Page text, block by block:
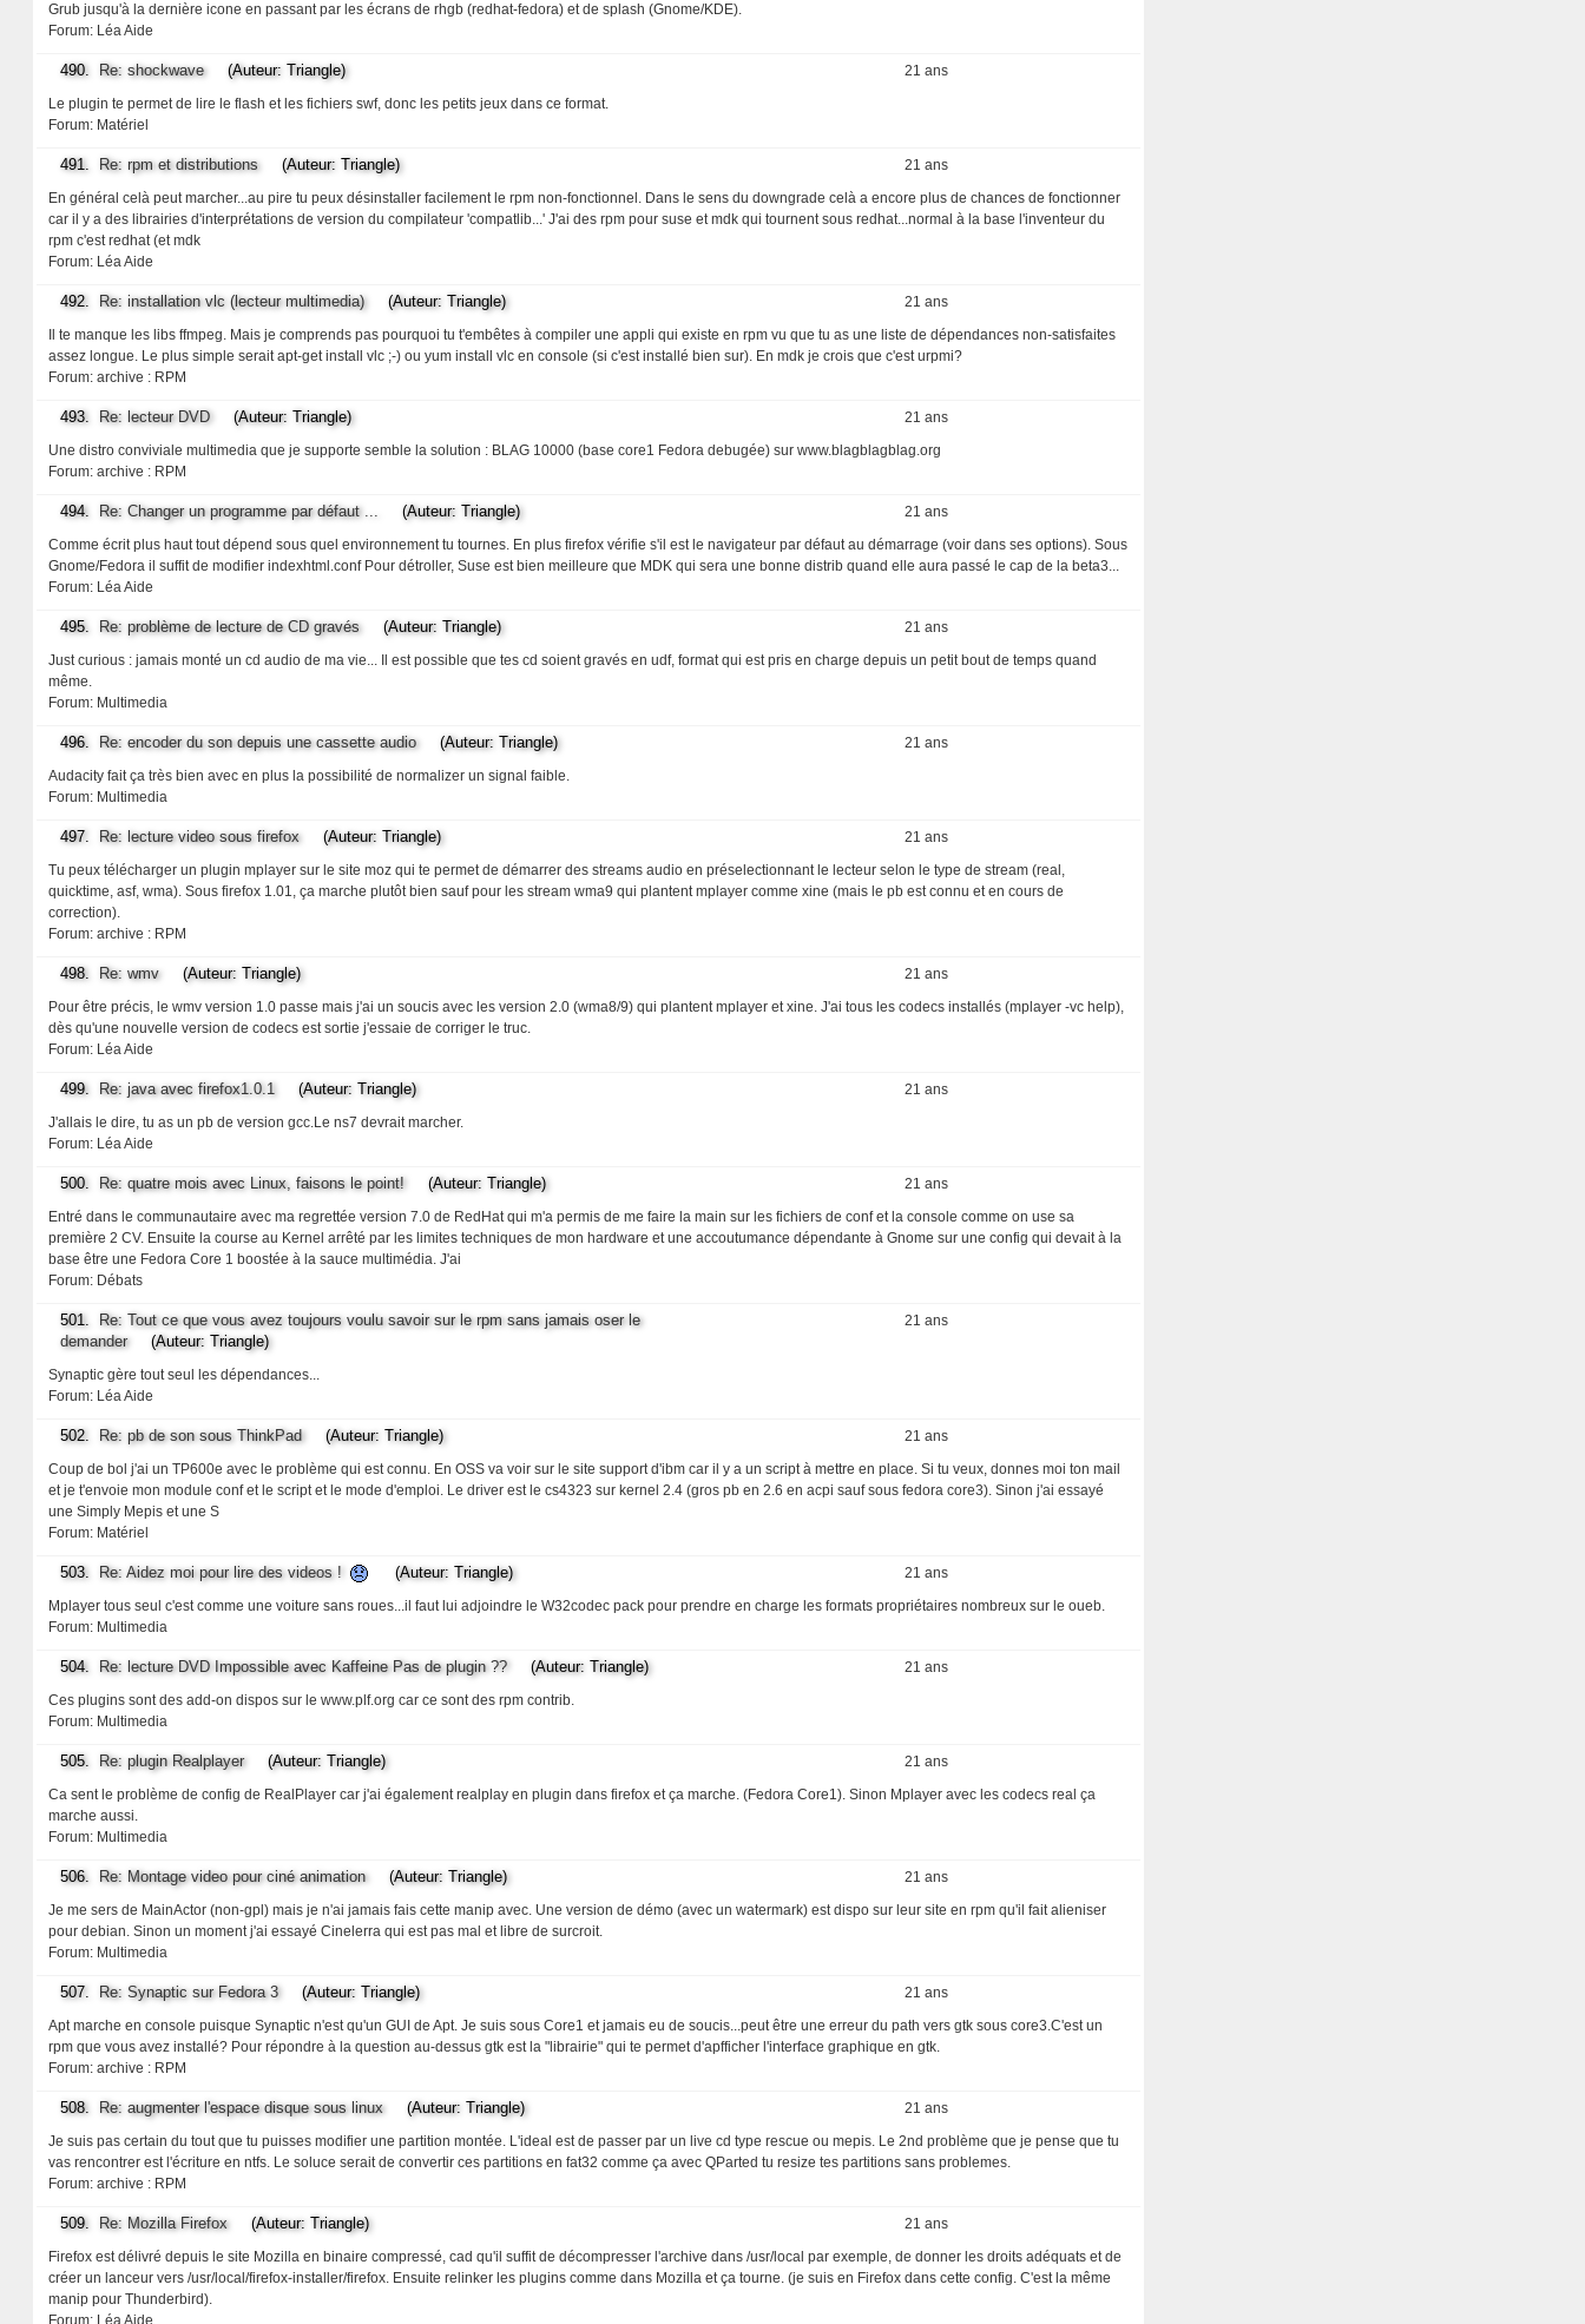
Grub jusqu'à la dernière icone en passant par les écrans de rhgb (redhat-fedora) et de splash (Gnome/KDE).
Forum: Léa Aide
21 ans
490. Re: shockwave(Auteur: Triangle)
Le plugin te permet de lire le flash et les fichiers swf, donc les petits jeux dans ce format.
Forum: Matériel
21 ans
491. Re: rpm et distributions(Auteur: Triangle)
En général celà peut marcher...au pire tu peux désinstaller facilement le rpm non-fonctionnel. Dans le sens du downgrade celà a encore plus de chances de fonctionner
car il y a des librairies d'interprétations de version du compilateur 'compatlib...' J'ai des rpm pour suse et mdk qui tournent sous redhat...normal à la base l'inventeur du
rpm c'est redhat (et mdk
Forum: Léa Aide
21 ans
492. Re: installation vlc (lecteur multimedia)(Auteur: Triangle)
Il te manque les libs ffmpeg. Mais je comprends pas pourquoi tu t'embêtes à compiler une appli qui existe en rpm vu que tu as une liste de dépendances non-satisfaites
assez longue. Le plus simple serait apt-get install vlc ;-) ou yum install vlc en console (si c'est installé bien sur). En mdk je crois que c'est urpmi?
Forum: archive : RPM
21 ans
493. Re: lecteur DVD(Auteur: Triangle)
Une distro conviviale multimedia que je supporte semble la solution : BLAG 10000 (base core1 Fedora debugée) sur www.blagblagblag.org
Forum: archive : RPM
21 ans
494. Re: Changer un programme par défaut ... (Auteur: Triangle)
Comme écrit plus haut tout dépend sous quel environnement tu tournes. En plus firefox vérifie s'il est le navigateur par défaut au démarrage (voir dans ses options). Sous
Gnome/Fedora il suffit de modifier indexhtml.conf Pour détroller, Suse est bien meilleure que MDK qui sera une bonne distrib quand elle aura passé le cap de la beta3...
Forum: Léa Aide
21 ans
495. Re: problème de lecture de CD gravés(Auteur: Triangle)
Just curious : jamais monté un cd audio de ma vie... Il est possible que tes cd soient gravés en udf, format qui est pris en charge depuis un petit bout de temps quand
même.
Forum: Multimedia
21 ans
496. Re: encoder du son depuis une cassette audio(Auteur: Triangle)
Audacity fait ça très bien avec en plus la possibilité de normalizer un signal faible.
Forum: Multimedia
21 ans
497. Re: lecture video sous firefox(Auteur: Triangle)
Tu peux télécharger un plugin mplayer sur le site moz qui te permet de démarrer des streams audio en préselectionnant le lecteur selon le type de stream (real,
quicktime, asf, wma). Sous firefox 1.01, ça marche plutôt bien sauf pour les stream wma9 qui plantent mplayer comme xine (mais le pb est connu et en cours de
correction).
Forum: archive : RPM
21 ans
498. Re: wmv(Auteur: Triangle)
Pour être précis, le wmv version 1.0 passe mais j'ai un soucis avec les version 2.0 (wma8/9) qui plantent mplayer et xine. J'ai tous les codecs installés (mplayer -vc help),
dès qu'une nouvelle version de codecs est sortie j'essaie de corriger le truc.
Forum: Léa Aide
21 ans
499. Re: java avec firefox1.0.1(Auteur: Triangle)
J'allais le dire, tu as un pb de version gcc.Le ns7 devrait marcher.
Forum: Léa Aide
21 ans
500. Re: quatre mois avec Linux, faisons le point! (Auteur: Triangle)
Entré dans le communautaire avec ma regrettée version 7.0 de RedHat qui m'a permis de me faire la main sur les fichiers de conf et la console comme on use sa
première 2 CV. Ensuite la course au Kernel arrêté par les limites techniques de mon hardware et une accoutumance dépendante à Gnome sur une config qui devait à la
base être une Fedora Core 1 boostée à la sauce multimédia. J'ai
Forum: Débats
21 ans
501.
Re: Tout ce que vous avez toujours voulu savoir sur le rpm sans jamais oser le
demander(Auteur: Triangle)
Synaptic gère tout seul les dépendances...
Forum: Léa Aide
21 ans
502. Re: pb de son sous ThinkPad(Auteur: Triangle)
Coup de bol j'ai un TP600e avec le problème qui est connu. En OSS va voir sur le site support d'ibm car il y a un script à mettre en place. Si tu veux, donnes moi ton mail
et je t'envoie mon module conf et le script et le mode d'emploi. Le driver est le cs4323 sur kernel 2.4 (gros pb en 2.6 en acpi sauf sous fedora core3). Sinon j'ai essayé
une Simply Mepis et une S
Forum: Matériel
21 ans
503. Re: Aidez moi pour lire des videos ! (Auteur: Triangle)
Mplayer tous seul c'est comme une voiture sans roues...il faut lui adjoindre le W32codec pack pour prendre en charge les formats propriétaires nombreux sur le oueb.
Forum: Multimedia
21 ans
504. Re: lecture DVD Impossible avec Kaffeine Pas de plugin ??(Auteur: Triangle)
Ces plugins sont des add-on dispos sur le www.plf.org car ce sont des rpm contrib.
Forum: Multimedia
21 ans
505. Re: plugin Realplayer(Auteur: Triangle)
Ca sent le problème de config de RealPlayer car j'ai également realplay en plugin dans firefox et ça marche. (Fedora Core1). Sinon Mplayer avec les codecs real ça
marche aussi.
Forum: Multimedia
21 ans
506. Re: Montage video pour ciné animation(Auteur: Triangle)
Je me sers de MainActor (non-gpl) mais je n'ai jamais fais cette manip avec. Une version de démo (avec un watermark) est dispo sur leur site en rpm qu'il fait alieniser
pour debian. Sinon un moment j'ai essayé Cinelerra qui est pas mal et libre de surcroit.
Forum: Multimedia
21 ans
507. Re: Synaptic sur Fedora 3(Auteur: Triangle)
Apt marche en console puisque Synaptic n'est qu'un GUI de Apt. Je suis sous Core1 et jamais eu de soucis...peut être une erreur du path vers gtk sous core3.C'est un
rpm que vous avez installé? Pour répondre à la question au-dessus gtk est la "librairie" qui te permet d'apfficher l'interface graphique en gtk.
Forum: archive : RPM
21 ans
508. Re: augmenter l'espace disque sous linux(Auteur: Triangle)
Je suis pas certain du tout que tu puisses modifier une partition montée. L'ideal est de passer par un live cd type rescue ou mepis. Le 2nd problème que je pense que tu
vas rencontrer est l'écriture en ntfs. Le soluce serait de convertir ces partitions en fat32 comme ça avec QParted tu resize tes partitions sans problemes.
Forum: archive : RPM
21 ans
509. Re: Mozilla Firefox(Auteur: Triangle)
Firefox est délivré depuis le site Mozilla en binaire compressé, cad qu'il suffit de décompresser l'archive dans /usr/local par exemple, de donner les droits adéquats et de
créer un lanceur vers /usr/local/firefox-installer/firefox. Ensuite relinker les plugins comme dans Mozilla et ça tourne. (je suis en Firefox dans cette config. C'est la même
manip pour Thunderbird).
Forum:
Léa Aide